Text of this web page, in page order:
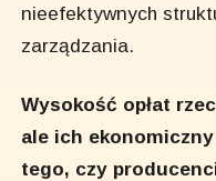
nieefektywnych
zarządzania.
Wysokość opłat
ale ich
tego, czy